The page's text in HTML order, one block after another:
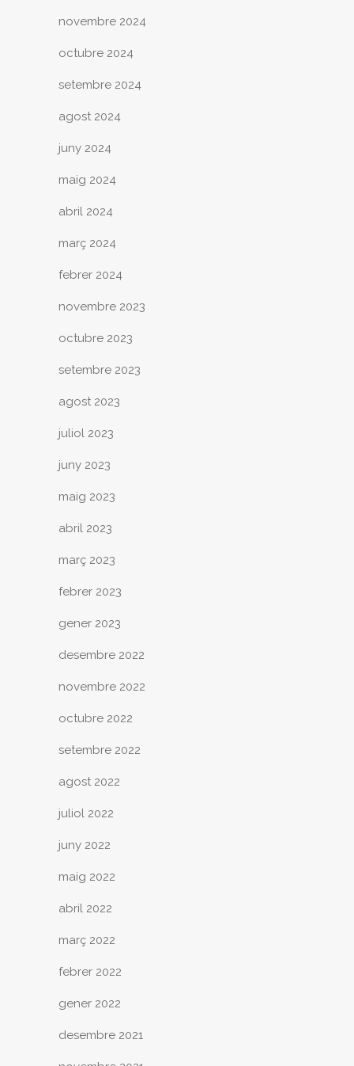
novembre 2024
octubre 2024
setembre 2024
agost 2024
juny 2024
maig 2024
abril 2024
març 2024
febrer 2024
novembre 2023
octubre 2023
setembre 2023
agost 2023
juliol 2023
juny 2023
maig 2023
abril 2023
març 2023
febrer 2023
gener 2023
desembre 2022
novembre 2022
octubre 2022
setembre 2022
agost 2022
juliol 2022
juny 2022
maig 2022
abril 2022
març 2022
febrer 2022
gener 2022
desembre 2021